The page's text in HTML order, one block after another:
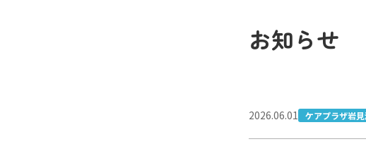
お知らせ
2026.06.01 ケアプラザ岩見